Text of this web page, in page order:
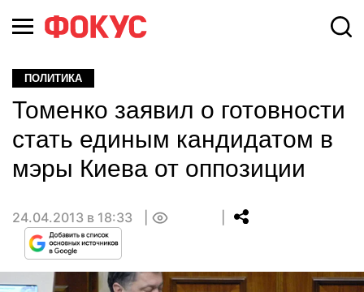
ПОЛИТИКА
Томенко заявил о готовности
стать единым кандидатом в
мэры Киева от оппозиции
24.04.2013 в 18:33